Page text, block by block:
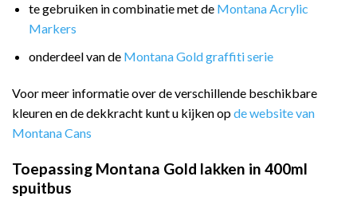
te gebruiken in combinatie met de Montana Acrylic
Markers
onderdeel van de Montana Gold graffiti serie
Voor meer informatie over de verschillende beschikbare
kleuren en de dekkracht kunt u kijken opde website van
Montana Cans
Toepassing Montana Gold lakken in 400ml
spuitbus